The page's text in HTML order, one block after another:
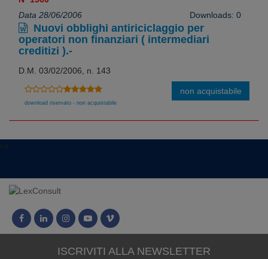
Data 28/06/2006
Downloads: 0
Nuovi obblighi antiriciclaggio per
operatori non finanziari ( intermediari
creditizi ).-
D.M. 03/02/2006, n. 143
download riservato - non acquistabile
non acquistabile
ISCRIVITI ALLA NEWSLETTER